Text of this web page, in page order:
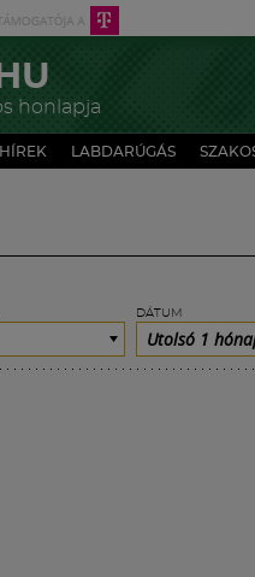
honlapja
HÍREK LABDARÚGÁS
DÁTUM
Utolsó 1